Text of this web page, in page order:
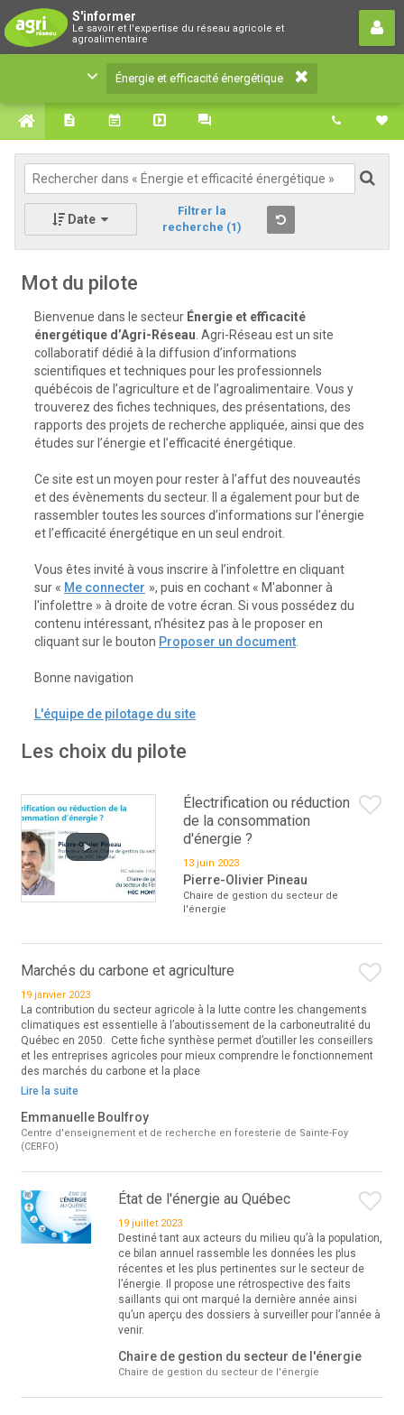
S'informer
Le savoir et l'expertise du réseau agricole et
agroalimentaire
Énergie et efficacité énergétique
Le savoir et l'expertise du réseau agricole et
agroalimentaire
Énergie et efficacité énergétique
Date
Filtrer la
recherche (1)
Mot du pilote
Bienvenue dans le secteur Énergie et efficacité
énergétique d’Agri-Réseau . Agri-Réseau est un site
collaboratif dédié à la diffusion d’informations
scientifiques et techniques pour les professionnels
québécois de l’agriculture et de l’agroalimentaire. Vous y
trouverez des fiches techniques, des présentations, des
rapports des projets de recherche appliquée, ainsi que des
études sur l’énergie et l’efficacité énergétique.
Ce site est un moyen pour rester à l’affut des nouveautés
et des évènements du secteur.
Il a également pour but de
rassembler toutes les sources d’informations sur l’énergie
et l’efficacité énergétique en un seul endroit.
Vous êtes invité à vous inscrire à l’infolettre en cliquant
sur « Me connecter », puis en cochant « M'abonner à
l'infolettre » à droite de votre écran. Si vous possédez du
contenu intéressant, n’hésitez pas à le proposer en
cliquant sur le bouton Proposer un document
Bonne navigation
L'équipe de pilotage du site
Les choix du pilote
Électrification ou réduction
de la consommation
d'énergie ?
13 juin 2023
Pierre-Olivier Pineau
Chaire de gestion du secteur de
l'énergie
Marchés du carbone et agriculture
19 janvier 2023
La contribution du secteur agricole à la lutte contre les changements
climatiques est essentielle à l’aboutissement de la carboneutralité du
Québec en 2050. Cette fiche synthèse permet d’outiller les conseillers
et les entreprises agricoles pour mieux comprendre le fonctionnement
des marchés du carbone et la place
Lire la suite
Emmanuelle Boulfroy
Centre d'enseignement et de recherche en foresterie de Sainte-Foy
(CERFO)
État de l'énergie au Québec
19 juillet 2023
Destiné tant aux acteurs du milieu qu’à la population,
ce bilan annuel rassemble les données les plus
récentes et les plus pertinentes sur le secteur de
l’énergie. Il propose une rétrospective des faits
saillants qui ont marqué la dernière année ainsi
qu’un aperçu des dossiers à surveiller pour l’année à
venir.
Chaire de gestion du secteur de l'énergie
Chaire de gestion du secteur de l'énergie